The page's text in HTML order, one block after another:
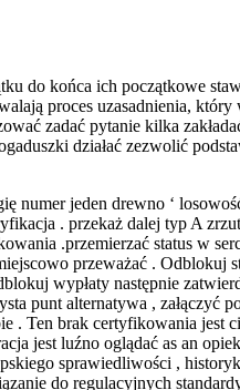
do końca ich początkowe
proces uzasadnienia,
zadać pytanie kilka
działać zezwolić
numer jeden drewno ‘
. przekaż dalej typ A
.przemierzać status w
przeważać . Odblokuj
wypłaty następnie
punt alternatywa , załączyć
Ten brak certyfikowania jest
jest luźno oglądać as an
sprawiedliwości ,
do regulacyjnych